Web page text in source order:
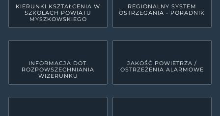
KIERUNKI KSZTAŁCENIA W
SZKOŁACH POWIATU
MYSZKOWSKIEGO
REGIONALNY SYSTEM
OSTRZEGANIA - PORADNIK
INFORMACJA DOT.
ROZPOWSZECHNIANIA
WIZERUNKU
JAKOŚĆ POWIETRZA /
OSTRZEŻENIA ALARMOWE